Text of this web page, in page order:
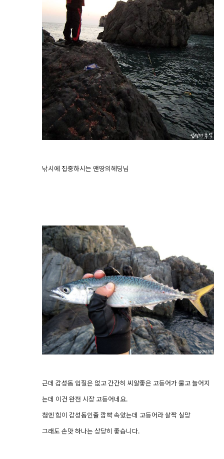
낚시에 집중하시는 맨땅의헤딩님
근데 감성돔 입질은 없고 간간히 씨알좋은 고등어가 물고 늘어지
는데 이건 완전 시장 고등어네요.
첨엔 힘이 감성돔인줄 깜빡 속았는데 고등어라 살짝 실망
그래도 손맛 하나는 상당히 좋습니다.